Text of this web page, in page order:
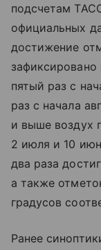
подсчетам
официальных
достижение
пятый раз с
раз с начала
и выше воздух
2 июля и 10
два раза
а также
градусов
Ранее